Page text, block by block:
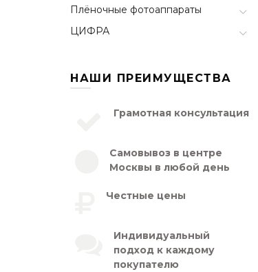
Плёночные фотоаппараты
ЦИФРА
НАШИ ПРЕИМУЩЕСТВА
Грамотная консультация
Самовывоз в центре
Москвы в любой день
Честные цены
Индивидуальный
подход к каждому
покупателю